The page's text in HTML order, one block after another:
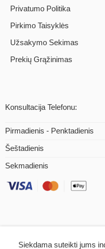
Privatumo Politika
Pirkimo Taisyklės
Užsakymo Sekimas
Prekių Grąžinimas
Konsultacija Telefonu:
Pirmadienis - Penktadienis
Šeštadienis
Sekmadienis
Siekdama suteikti jums